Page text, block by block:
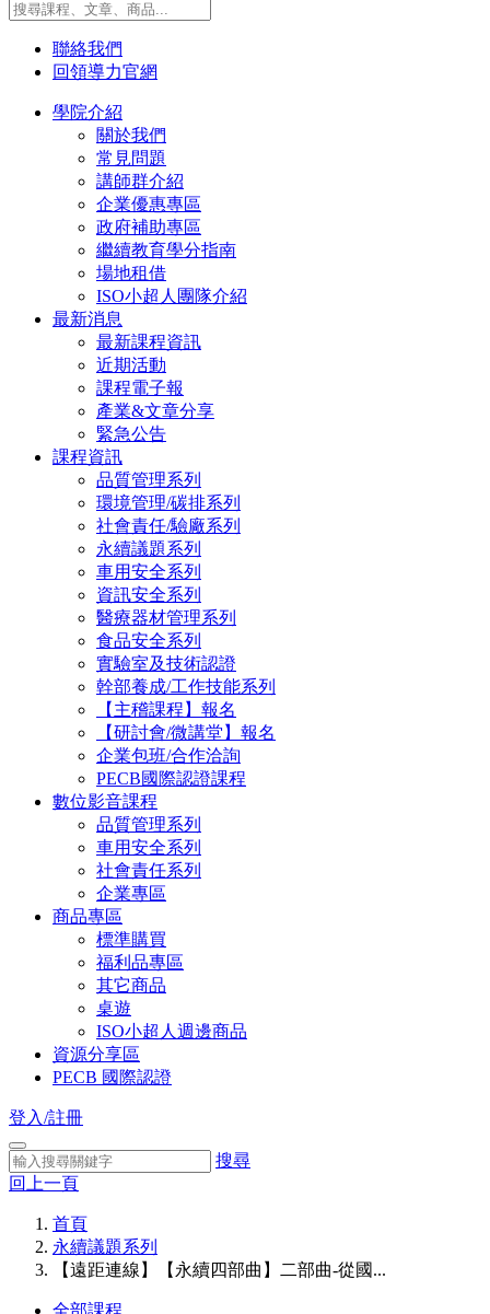
聯絡我們
回領導力官網
學院介紹
關於我們
常見問題
講師群介紹
企業優惠專區
政府補助專區
繼續教育學分指南
場地租借
ISO小超人團隊介紹
最新消息
最新課程資訊
近期活動
課程電子報
產業&文章分享
緊急公告
課程資訊
品質管理系列
環境管理/碳排系列
社會責任/驗廠系列
永續議題系列
車用安全系列
資訊安全系列
醫療器材管理系列
食品安全系列
實驗室及技術認證
幹部養成/工作技能系列
【主稽課程】報名
【研討會/微講堂】報名
企業包班/合作洽詢
PECB國際認證課程
數位影音課程
品質管理系列
車用安全系列
社會責任系列
企業專區
商品專區
標準購買
福利品專區
其它商品
桌遊
ISO小超人週邊商品
資源分享區
PECB 國際認證
登入/註冊
搜尋
回上一頁
首頁
永續議題系列
【遠距連線】【永續四部曲】二部曲-從國...
全部課程